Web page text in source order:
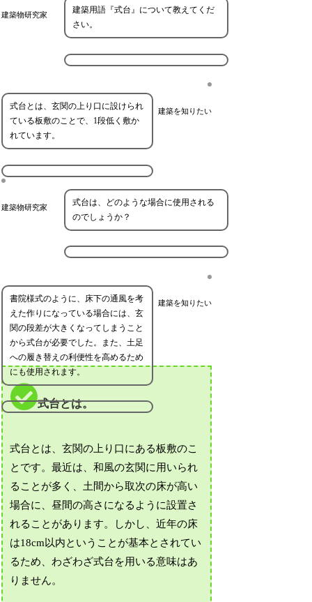
建築物研究家
建築用語『式台』について教えてくだ
さい。
建築を知りたい
式台とは、玄関の上り口に設けられ
ている板敷のことで、1段低く敷か
れています。
建築物研究家
式台は、どのような場合に使用される
のでしょうか？
建築を知りたい
書院様式のように、床下の通風を考
えた作りになっている場合には、玄
関の段差が大きくなってしまうこと
から式台が必要でした。また、土足
への履き替えの利便性を高めるため
にも使用されます。
式台とは。
式台とは、玄関の上り口にある板敷のこ
とです。最近は、和風の玄関に用いられ
ることが多く、土間から取次の床が高い
場合に、昼間の高さになるように設置さ
れることがあります。しかし、近年の床
は18cm以内ということが基本とされてい
るため、わざわざ式台を用いる意味はあ
りません。